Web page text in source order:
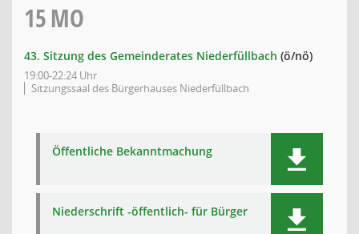
15MO
43. Sitzung des Gemeinderates Niederfüllbach (ö/nö)
19:00-22:24 Uhr
Sitzungssaal des Bürgerhauses Niederfüllbach
Öffentliche Bekanntmachung
Niederschrift -öffentlich- für Bürger